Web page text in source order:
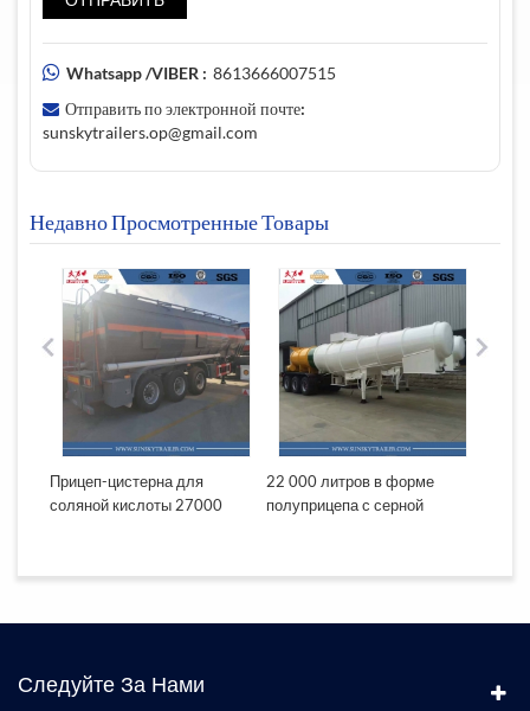
Whatsapp /VIBER : 8613666007515
Отправить по электронной почте:
sunskytrailers.op@gmail.com
Недавно Просмотренные Товары
Прицеп-цистерна для
соляной кислоты 27000
22 000 литров в форме
полуприцепа с серной
Следуйте За Нами